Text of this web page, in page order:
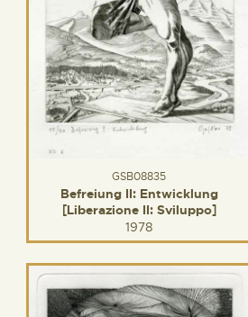
GSB08835
Befreiung II: Entwicklung
[Liberazione II: Sviluppo]
1978